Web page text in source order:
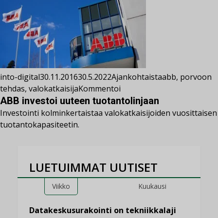
into-digital30.11.201630.5.2022Ajankohtaistaabb, porvoon
tehdas, valokatkaisijaKommentoi
ABB investoi uuteen tuotantolinjaan
Investointi kolminkertaistaa valokatkaisijoiden vuosittaisen
tuotantokapasiteetin.
LUETUIMMAT UUTISET
Viikko Kuukausi
Datakeskusurakointi on tekniikkalaji